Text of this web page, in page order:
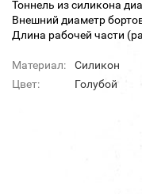
Тоннель из силикона
Внешний диаметр
Длина рабочей части
Материал:
Силикон
Цвет:
Голубой